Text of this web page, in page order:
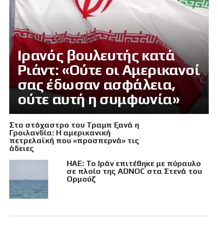
Ιρανός βουλευτής κατά
Ριάντ: «Ούτε οι Αμερικανοί
σας έδωσαν ασφάλεια,
ούτε αυτή η συμφωνία»
Στο στόχαστρο του Τραμπ ξανά η
Γροιλανδία: Η αμερικανική
πετρελαϊκή που «προσπερνά» τις
άδειες
ΗΑΕ: Το Ιράν επιτέθηκε με πύραυλο
σε πλοίο της ADNOC στα Στενά του
Ορμούζ